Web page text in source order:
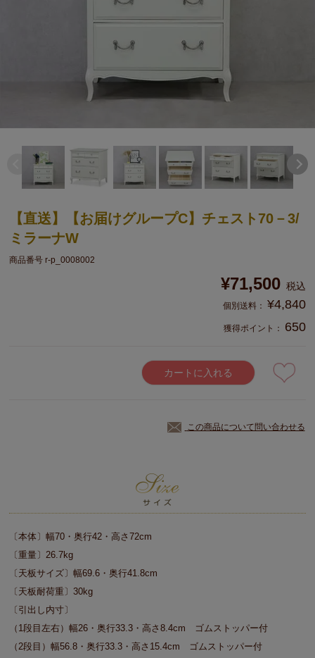
【直送】【お届けグループC】チェスト70－3/
ミラーナW
商品番号 r-p_0008002
¥71,500 税込
¥4,840
獲得ポイント： 650
カートに入れる
この商品について問い合わせる
〔本体〕幅70・奥行42・高さ72cm
〔重量〕26.7kg
〔天板サイズ〕幅69.6・奥行41.8cm
〔天板耐荷重〕30kg
〔引出し内寸〕
（1段目左右）幅26・奥行33.3・高さ8.4cm ゴムストッパー付
（2段目）幅56.8・奥行33.3・高さ15.4cm ゴムストッパー付